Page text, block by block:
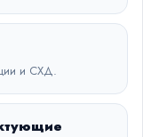
и СХД.